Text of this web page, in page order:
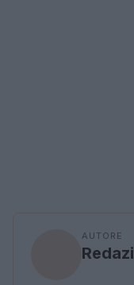
AUTORE